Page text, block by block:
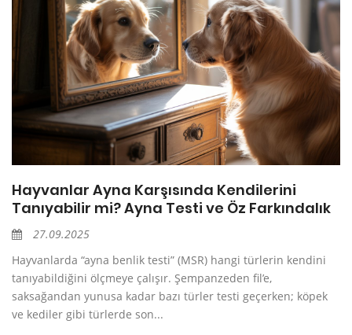
Hayvanlar Ayna Karşısında Kendilerini
Tanıyabilir mi? Ayna Testi ve Öz Farkındalık
27.09.2025
Hayvanlarda “ayna benlik testi” (MSR) hangi türlerin kendini
tanıyabildiğini ölçmeye çalışır. Şempanzeden fil’e,
saksağandan yunusa kadar bazı türler testi geçerken; köpek
ve kediler gibi türlerde son...